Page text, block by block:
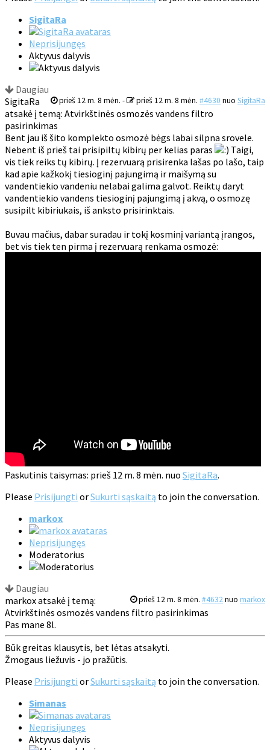
SigitaRa
Neprisijungęs
Aktyvus dalyvis
Daugiau
prieš 12 m. 8 mėn. - prieš 12 m. 8 mėn. #4630 nuo SigitaRa
SigitaRa
atsakė į temą: Atvirkštinės osmozės vandens filtro
pasirinkimas
Bent jau iš šito komplekto osmozė bėgs labai silpna srovele.
Nebent iš prieš tai prisipiltų kibirų per kelias paras
Taigi,
vis tiek reiks tų kibirų. Į rezervuarą prisirenka lašas po lašo, taip
kad apie kažkokį tiesioginį pajungimą ir maišymą su
vandentiekio vandeniu nelabai galima galvot. Reiktų daryt
vandentiekio vandens tiesioginį pajungimą į akvą, o osmozę
susipilt kibiriukais, iš anksto prisirinktais.
Buvau mačius, dabar suradau ir tokį kosminį variantą įrangos,
bet vis tiek ten pirma į rezervuarą renkama osmozė:
Paskutinis taisymas: prieš 12 m. 8 mėn. nuo SigitaRa.
Please Prisijungti orSukurti sąskaitą to join the conversation.
markox
Neprisijungęs
Moderatorius
Daugiau
prieš 12 m. 8 mėn. #4632nuo markox
markox atsakė į temą:
Atvirkštinės osmozės vandens filtro pasirinkimas
Pas mane 8l.
Būk greitas klausytis, bet lėtas atsakyti.
Žmogaus liežuvis - jo pražūtis.
Please Prisijungti orSukurti sąskaitą to join the conversation.
Simanas
Neprisijungęs
Aktyvus dalyvis